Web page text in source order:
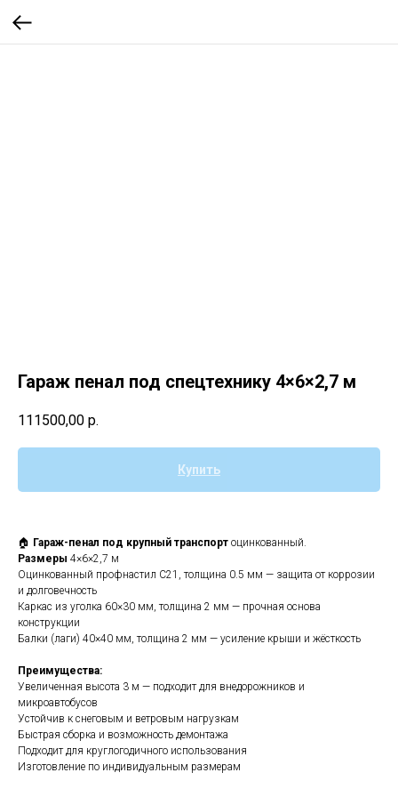
Гараж пенал под спецтехнику 4×6×2,7 м
111500,00 р.
Купить
🏠 Гараж-пенал под крупный транспорт оцинкованный.
Размеры 4×6×2,7 м
Оцинкованный профнастил С21, толщина 0.5 мм — защита от коррозии
и долговечность
Каркас из уголка 60×30 мм, толщина 2 мм — прочная основа
конструкции
Балки (лаги) 40×40 мм, толщина 2 мм — усиление крыши и жёсткость
Преимущества:
Увеличенная высота 3 м — подходит для внедорожников и
микроавтобусов
Устойчив к снеговым и ветровым нагрузкам
Быстрая сборка и возможность демонтажа
Подходит для круглогодичного использования
Изготовление по индивидуальным размерам